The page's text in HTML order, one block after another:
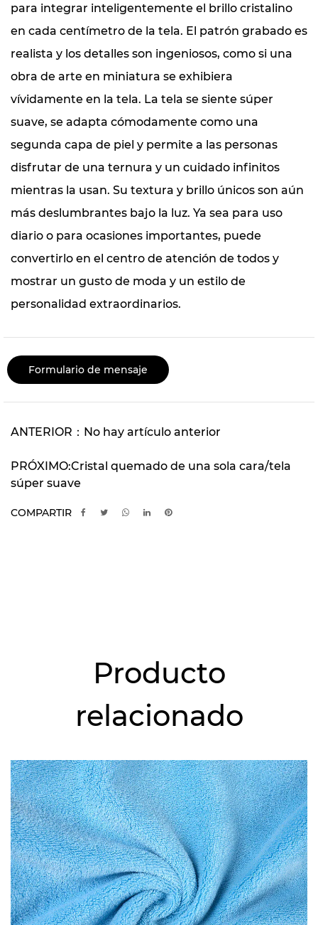
para integrar inteligentemente el brillo cristalino
en cada centímetro de la tela. El patrón grabado es
realista y los detalles son ingeniosos, como si una
obra de arte en miniatura se exhibiera
vívidamente en la tela. La tela se siente súper
suave, se adapta cómodamente como una
segunda capa de piel y permite a las personas
disfrutar de una ternura y un cuidado infinitos
mientras la usan. Su textura y brillo únicos son aún
más deslumbrantes bajo la luz. Ya sea para uso
diario o para ocasiones importantes, puede
convertirlo en el centro de atención de todos y
mostrar un gusto de moda y un estilo de
personalidad extraordinarios.
Formulario de mensaje
ANTERIOR：No hay artículo anterior
PRÓXIMO:Cristal quemado de una sola cara/tela
súper suave
COMPARTIR
Producto
relacionado